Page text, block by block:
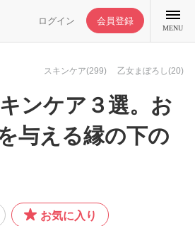
ログイン 会員登録
MENU
ル
スキンケア(299) 乙女まぼろし(20)
ンケア３選。お
与える縁の下の
お気に入り